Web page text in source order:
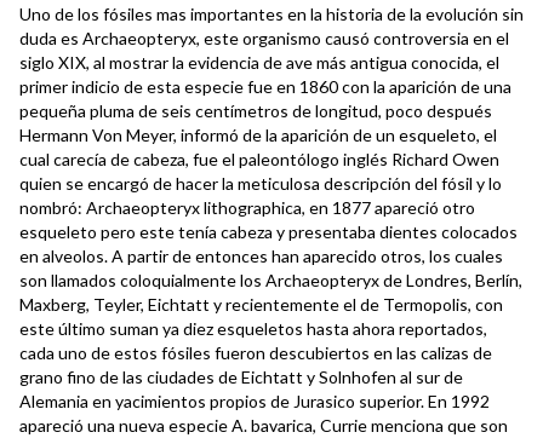
Uno de los fósiles mas importantes en la historia de la evolución sin
duda es Archaeopteryx, este organismo causó controversia en el
siglo XIX, al mostrar la evidencia de ave más antigua conocida, el
primer indicio de esta especie fue en 1860 con la aparición de una
pequeña pluma de seis centímetros de longitud, poco después
Hermann Von Meyer, informó de la aparición de un esqueleto, el
cual carecía de cabeza, fue el paleontólogo inglés Richard Owen
quien se encargó de hacer la meticulosa descripción del fósil y lo
nombró: Archaeopteryx lithographica, en 1877 apareció otro
esqueleto pero este tenía cabeza y presentaba dientes colocados
en alveolos. A partir de entonces han aparecido otros, los cuales
son llamados coloquialmente los Archaeopteryx de Londres, Berlín,
Maxberg, Teyler, Eichtatt y recientemente el de Termopolis, con
este último suman ya diez esqueletos hasta ahora reportados,
cada uno de estos fósiles fueron descubiertos en las calizas de
grano fino de las ciudades de Eichtatt y Solnhofen al sur de
Alemania en yacimientos propios de Jurasico superior. En 1992
apareció una nueva especie A. bavarica, Currie menciona que son